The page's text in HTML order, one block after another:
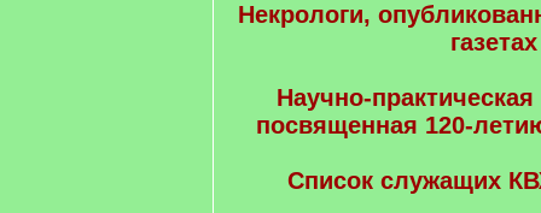
Некрологи,
газетах
Научно-
посвященная 120-
Список служащих